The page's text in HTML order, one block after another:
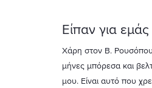
Είπαν για εμάς
μέσα σε 2
βελτίωσα τι επιδόσεις
χρειάζεται κάθε